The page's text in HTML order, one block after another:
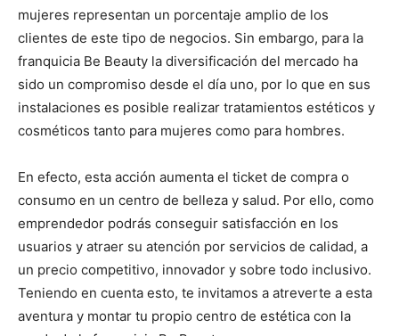
mujeres representan un porcentaje amplio de los
clientes de este tipo de negocios. Sin embargo, para la
franquicia Be Beauty la diversificación del mercado ha
sido un compromiso desde el día uno, por lo que en sus
instalaciones es posible realizar tratamientos estéticos y
cosméticos tanto para mujeres como para hombres.
En efecto, esta acción aumenta el ticket de compra o
consumo en un centro de belleza y salud. Por ello, como
emprendedor podrás conseguir satisfacción en los
usuarios y atraer su atención por servicios de calidad, a
un precio competitivo, innovador y sobre todo inclusivo.
Teniendo en cuenta esto, te invitamos a atreverte a esta
aventura y montar tu propio centro de estética con la